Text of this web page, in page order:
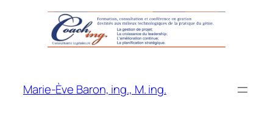
contenu
Marie-Ève Baron, ing., M. ing.